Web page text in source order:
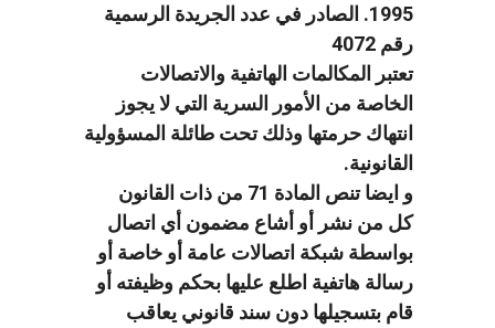
1995. الصادر في عدد الجريدة الرسمية
رقم 4072
تعتبر المكالمات الهاتفية والاتصالات
الخاصة من الأمور السرية التي لا يجوز
انتهاك حرمتها وذلك تحت طائلة المسؤولية
القانونية.
و ايضا تنص المادة 71 من ذات القانون
كل من نشر أو أشاع مضمون أي اتصال
بواسطة شبكة اتصالات عامة أو خاصة أو
رسالة هاتفية اطلع عليها بحكم وظيفته أو
قام بتسجيلها دون سند قانوني يعاقب